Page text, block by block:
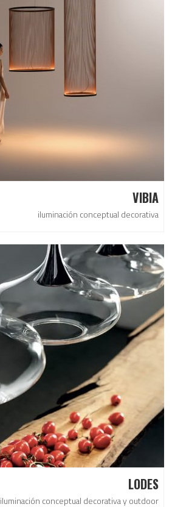
VIBIA
iluminación conceptual decorativa
LODES
iluminación conceptual decorativa y outdoor